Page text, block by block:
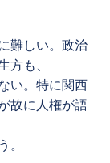
難しい。政治
方も、
い。特に関西
故に人権が語
。